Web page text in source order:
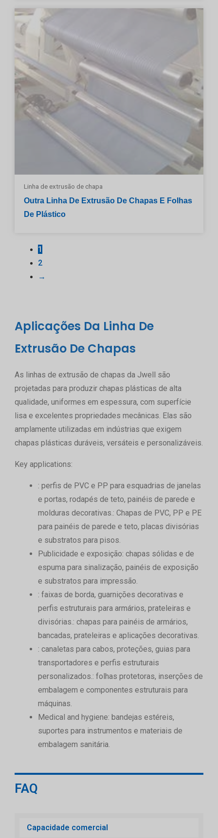
Linha de extrusão de chapa
Outra Linha De Extrusão De Chapas E Folhas
De Plástico
1
2
→
Aplicações Da Linha De
Extrusão De Chapas
As linhas de extrusão de chapas da Jwell são
projetadas para produzir chapas plásticas de alta
qualidade, uniformes em espessura, com superfície
lisa e excelentes propriedades mecânicas. Elas são
amplamente utilizadas em indústrias que exigem
chapas plásticas duráveis, versáteis e personalizáveis.
Key applications:
: perfis de PVC e PP para esquadrias de janelas
e portas, rodapés de teto, painéis de parede e
molduras decorativas. : Chapas de PVC, PP e PE
para painéis de parede e teto, placas divisórias
e substratos para pisos.
Publicidade e exposição: chapas sólidas e de
espuma para sinalização, painéis de exposição
e substratos para impressão.
: faixas de borda, guarnições decorativas e
perfis estruturais para armários, prateleiras e
divisórias. : chapas para painéis de armários,
bancadas, prateleiras e aplicações decorativas.
: canaletas para cabos, proteções, guias para
transportadores e perfis estruturais
personalizados. : folhas protetoras, inserções de
embalagem e componentes estruturais para
máquinas.
Medical and hygiene: bandejas estéreis,
suportes para instrumentos e materiais de
embalagem sanitária.
FAQ
Capacidade comercial